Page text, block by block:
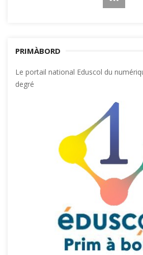
PRIMÀBORD
Le portail national Eduscol du
degré